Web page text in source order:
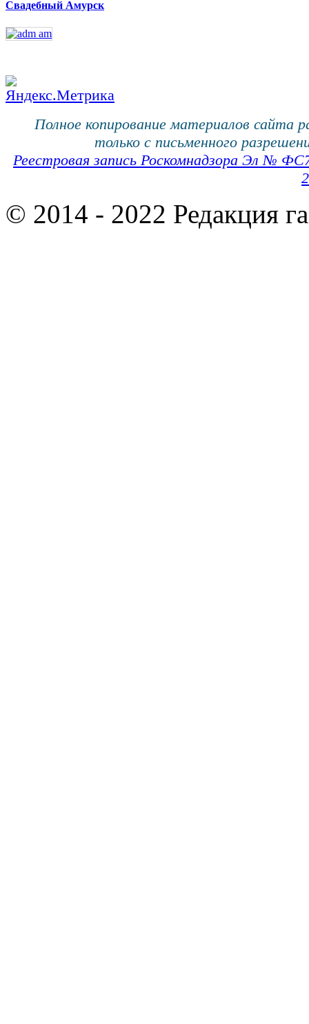
Свадебный Амурск
Полное копирование материалов сайта
только с письменного
Реестровая запись Роскомнадзора Эл №
© 2014 - 2022 Редакция